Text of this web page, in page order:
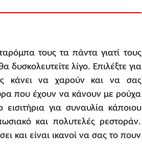
τους τα πάντα γιατί τους
δυσκολευτείτε λίγο. Επιλέξτε για
κάνει να χαρούν και να σας
που έχουν να κάνουν με ρούχα
για συναυλία κάποιου
και πολυτελές ρεστοράν.
και είναι ικανοί να σας το πουν